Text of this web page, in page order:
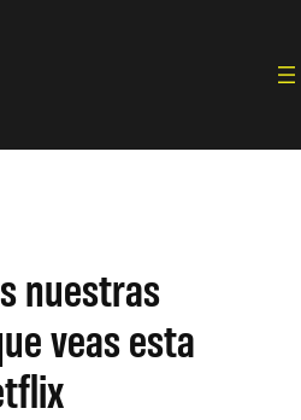
nuestras
veas esta